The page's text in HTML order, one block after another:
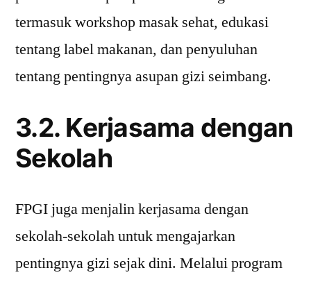
termasuk workshop masak sehat, edukasi
tentang label makanan, dan penyuluhan
tentang pentingnya asupan gizi seimbang.
3.2. Kerjasama dengan
Sekolah
FPGI juga menjalin kerjasama dengan
sekolah-sekolah untuk mengajarkan
pentingnya gizi sejak dini. Melalui program